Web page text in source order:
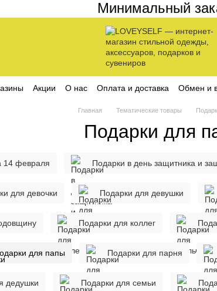
Минимальный заказ на
Акции О нас Оплата и доставка Обмен и
Главная Тематические товары
Подарки для
14 февраля Подарки в день защитника и
для девочки Подарки для девушки
Подарки для коллег
для папы Подарки для парня
дедушки Подарки для семьи